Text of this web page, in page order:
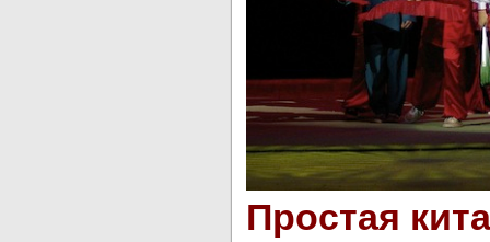
Простая